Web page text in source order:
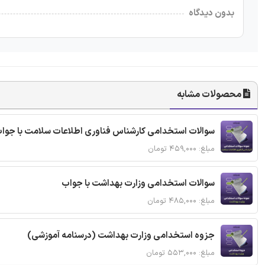
بدون دیدگاه
محصولات مشابه
سوالات استخدامی کارشناس فناوری اطلاعات سلامت با
مبلغ: ۴۵۹,۰۰۰ تومان
سوالات استخدامی وزارت بهداشت با جواب
مبلغ: ۴۸۵,۰۰۰ تومان
جزوه استخدامی وزارت بهداشت (درسنامه آموزشی)
مبلغ: ۵۵۳,۰۰۰ تومان